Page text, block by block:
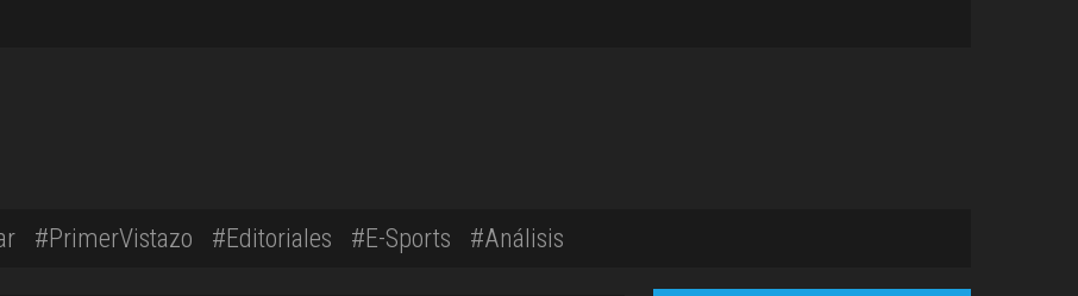
#PrimerVistazo #Editoriales #E-Sports #Análisis